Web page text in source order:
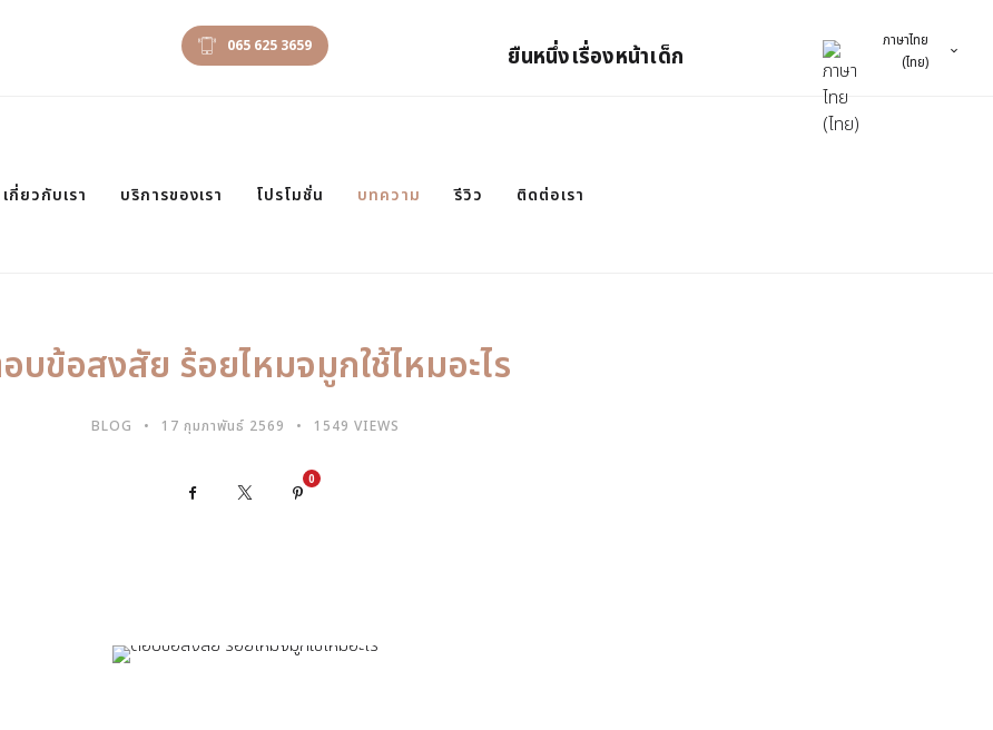
065 625 3659 ยืนหนึ่งเรื่องหน้าเด็ก
ภาษาไทย
(ไทย)
เกี่ยวกับเรา บริการของเรา โปรโมชั่น บทความ รีวิว ติดต่อเรา
บข้อสงสัย ร้อยไหมจมูกใช้ไหมอะไร
17 กุมภาพันธ์ 2569
BLOG 1549 VIEWS
Facebook
0